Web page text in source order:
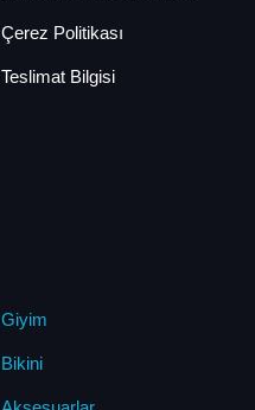
Çerez Politikası
Teslimat Bilgisi
Giyim
Bikini